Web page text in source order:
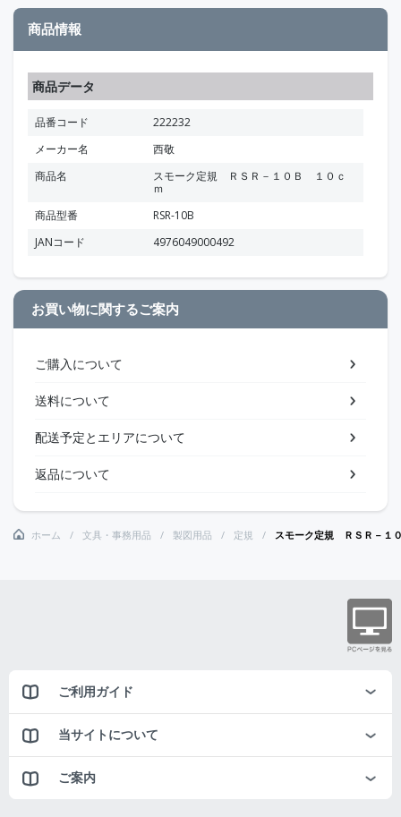
商品情報
商品データ
品番コード
222232
メーカー名
西敬
商品名
スモーク定規 ＲＳＲ－１０Ｂ １０ｃ
ｍ
商品型番
RSR-10B
JANコード
4976049000492
お買い物に関するご案内
ご購入について
送料について
配送予定とエリアについて
返品について
ホーム 文具・事務用品 製図用品 定規 スモーク定規 ＲＳＲ－１
ご利用ガイド
当サイトについて
ご案内